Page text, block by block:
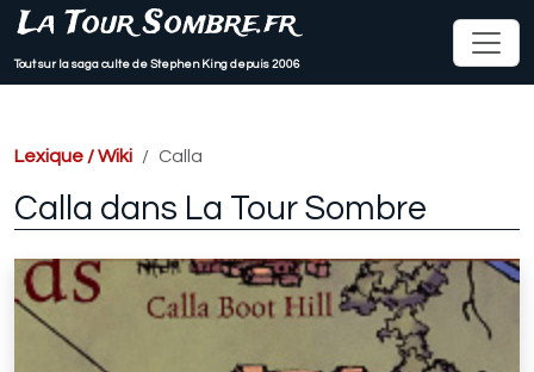
La Tour Sombre.fr
Tout sur la saga culte de Stephen King depuis 2006
Lexique / Wiki Calla
Calla dans La Tour Sombre